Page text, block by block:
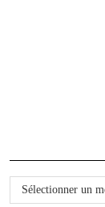
Archives